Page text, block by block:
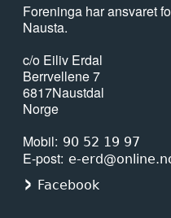
Foreninga har ansvaret
Nausta.
c/o Eiliv Erdal
Berrvellene 7
6817Naustdal
Norge
Mobil
90 52 19 97
E-post e-
Facebook